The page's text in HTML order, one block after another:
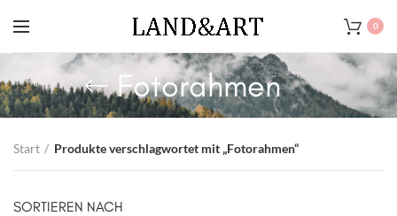
0
Fotorahmen
Start Produkte verschlagwortet mit „Fotorahmen“
SORTIEREN NACH